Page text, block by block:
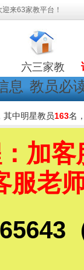
来63家教平台！
六三家教
息 教员必
其中明星教员163名
加
服老